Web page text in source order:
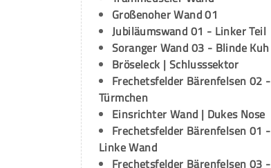
Großenoher Wand 01
Jubiläumswand 01 - Linker Teil
Soranger Wand 03 - Blinde Kuh
Bröseleck | Schlusssektor
Frechetsfelder Bärenfelsen 02 -
Türmchen
Einsrichter Wand | Dukes Nose
Frechetsfelder Bärenfelsen 01 -
Linke Wand
Frechetsfelder Bärenfelsen 03 -